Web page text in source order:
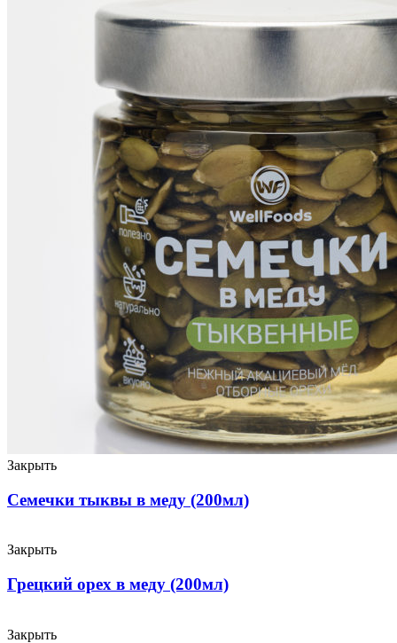
Закрыть
Семечки тыквы в меду (200мл)
Закрыть
Грецкий орех в меду (200мл)
Закрыть